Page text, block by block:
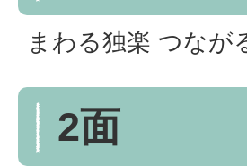
まわる独楽 つなが
2面